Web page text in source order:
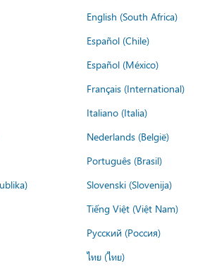
English (South Africa)
Español (Chile)
Español (México)
Français (International)
Italiano (Italia)
Nederlands (België)
Português (Brasil)
Slovenski (Slovenija)
Tiếng Việt (Việt Nam)
Русский (Россия)
ไทย (ไทย)